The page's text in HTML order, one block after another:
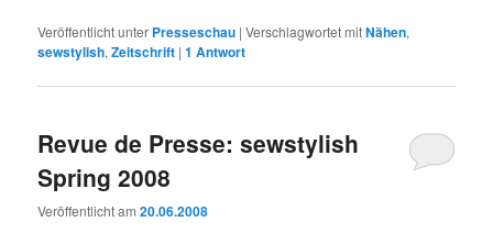
Veröffentlicht unter Presseschau |Verschlagwortet mitNähen,
sewstylish,Zeitschrift |1 Antwort
Revue de Presse: sewstylish
Spring 2008
Veröffentlicht am20.06.2008